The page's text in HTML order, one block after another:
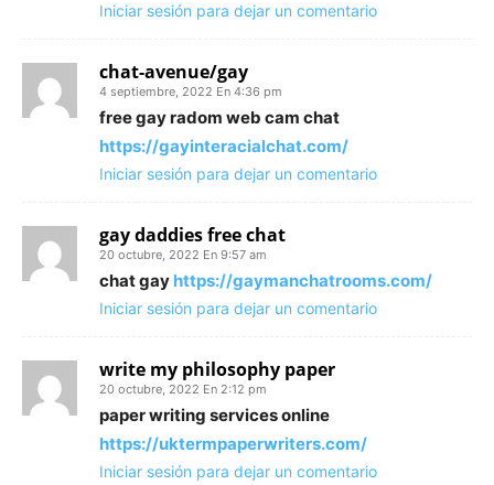
Iniciar sesión para dejar un comentario
chat-avenue/gay
4 septiembre, 2022 En 4:36 pm
free gay radom web cam chat
https://gayinteracialchat.com/
Iniciar sesión para dejar un comentario
gay daddies free chat
20 octubre, 2022 En 9:57 am
chat gay https://gaymanchatrooms.com/
Iniciar sesión para dejar un comentario
write my philosophy paper
20 octubre, 2022 En 2:12 pm
paper writing services online
https://uktermpaperwriters.com/
Iniciar sesión para dejar un comentario